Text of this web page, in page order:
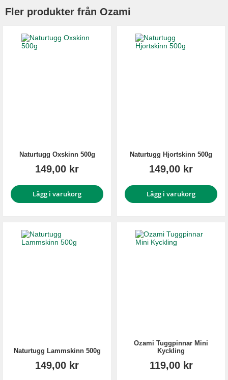
Fler produkter från Ozami
Naturtugg Oxskinn 500g
149,00 kr
Lägg i varukorg
Naturtugg Hjortskinn 500g
149,00 kr
Lägg i varukorg
Naturtugg Lammskinn 500g
149,00 kr
Ozami Tuggpinnar Mini
Kyckling
119,00 kr